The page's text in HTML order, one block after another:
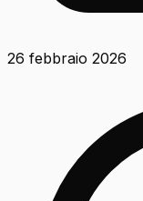
26 febbraio 2026